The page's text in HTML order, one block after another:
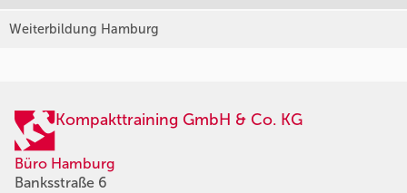
Weiterbildung Hamburg
Kompakttraining GmbH & Co. KG
Büro Hamburg
Banksstraße 6